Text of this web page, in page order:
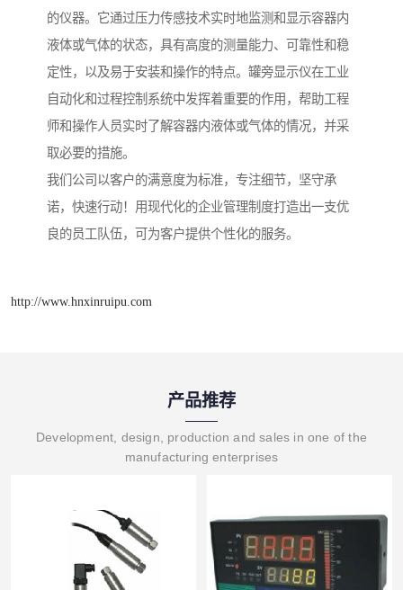
的仪器。它通过压力传感技术实时地监测和显示容器内
液体或气体的状态，具有高度的测量能力、可靠性和稳
定性，以及易于安装和操作的特点。罐旁显示仪在工业
自动化和过程控制系统中发挥着重要的作用，帮助工程
师和操作人员实时了解容器内液体或气体的情况，并采
取必要的措施。
我们公司以客户的满意度为标准，专注细节，坚守承
诺，快速行动！用现代化的企业管理制度打造出一支优
良的员工队伍，可为客户提供个性化的服务。
http://www.hnxinruipu.com
产品推荐
Development, design, production and sales in one of the
manufacturing enterprises